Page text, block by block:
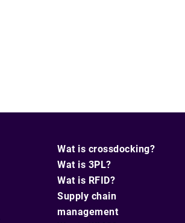
Wat is crossdocking?
Wat is 3PL?
Wat is RFID?
Supply chain
management